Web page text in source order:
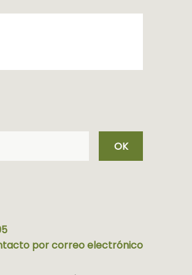
OK
por correo electrónico